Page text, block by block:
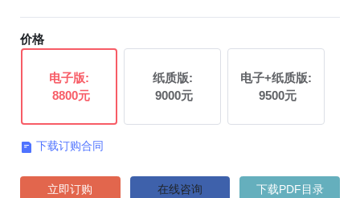
价格
电子版:
8800元
纸质版:
9000元
电子+纸质版:
9500元
 下载订购合同
立即订购 在线咨询 下载PDF目录